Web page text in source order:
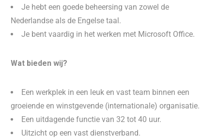
Je hebt een goede beheersing van zowel de
Nederlandse als de Engelse taal.
Je bent vaardig in het werken met Microsoft Office.
Wat bieden wij?
Een werkplek in een leuk en vast team binnen een
groeiende en winstgevende (internationale) organisatie.
Een uitdagende functie van 32 tot 40 uur.
Uitzicht op een vast dienstverband.